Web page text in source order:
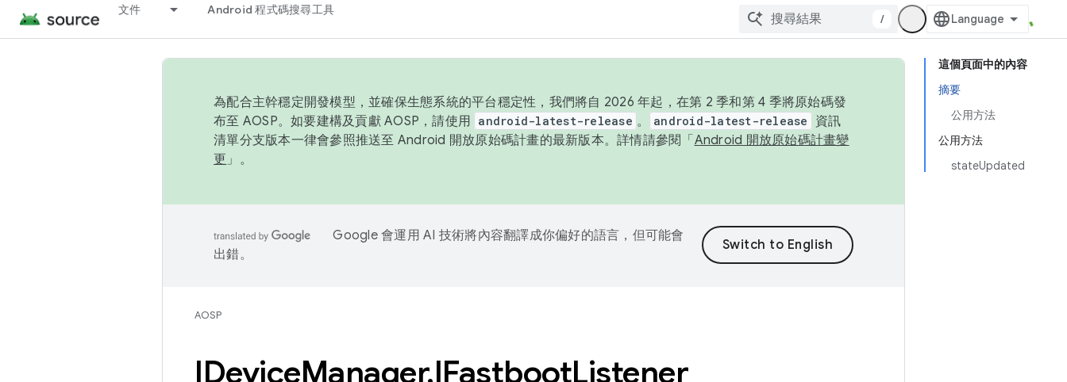
文件 Android 程式碼搜尋工具
/
這個頁面中的內容
摘要
公用方法
公用方法
stateUpdated
為配合主幹穩定開發模型，並確保生態系統的平台穩定性，我們將自 2026 年起，在第 2 季和第 4 季將原始碼發
布至 AOSP。如要建構及貢獻 AOSP，請使用 android-latest-release 。 android-latest-release
資訊
清單分支版本一律會參照推送至 Android 開放原始碼計畫的最新版本。詳情請參閱「 Android 開放原始碼計畫變
更 」。
Google 會運用 AI 技術將內容翻譯成你偏好的語言，但可能會
出錯。
AOSP
IDeviceManager.IFastbootListener